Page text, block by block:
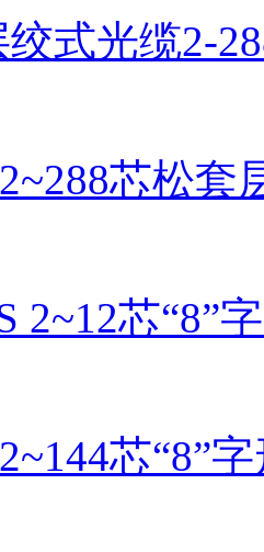
式光缆2-
芯松套
2~12芯“8”
芯“8”